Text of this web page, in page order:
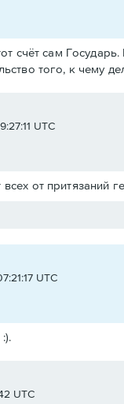
счёт сам
того, к чему
UTC
от притязаний
UTC
UTC